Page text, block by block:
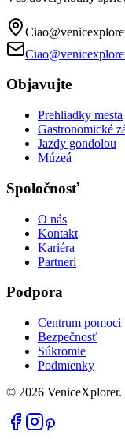
Objavujte
Prehliadky mesta
Gastronomické
Jazdy gondolou
Múzeá
Spoločnosť
O nás
Kontakt
Kariéra
Partneri
Podpora
Centrum pomoci
Bezpečnosť
Súkromie
Podmienky
© 2026 VeniceXplorer.